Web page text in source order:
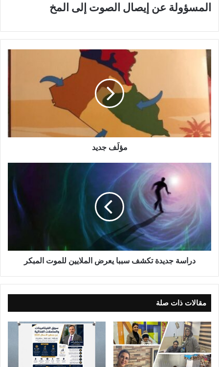
المسؤولة عن إيصال الصوت إلى المخ
ف
ج
د
ي
د
مؤلَف جديد
د
د
س
ب
ب
ا
ي
ع
دراسة جديدة تكشف سببا يعرض الملايين للموت المبكر
مقالات ذات صلة